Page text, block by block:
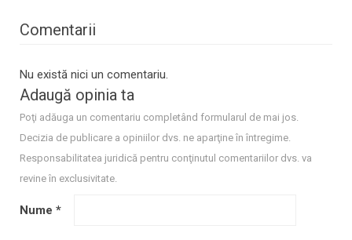
Comentarii
Nu există nici un comentariu.
Adaugă opinia ta
Poţi adăuga un comentariu completând formularul de mai jos.
Decizia de publicare a opiniilor dvs. ne aparţine în întregime.
Responsabilitatea juridică pentru conţinutul comentariilor dvs. va
revine în exclusivitate.
Nume *